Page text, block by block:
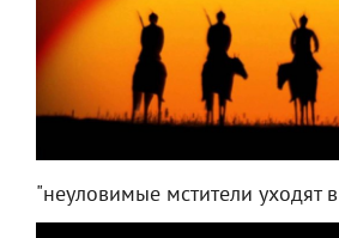
"неуловимые мстители уходят